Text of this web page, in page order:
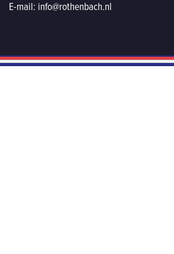
E-mail: info@rothenbach.nl